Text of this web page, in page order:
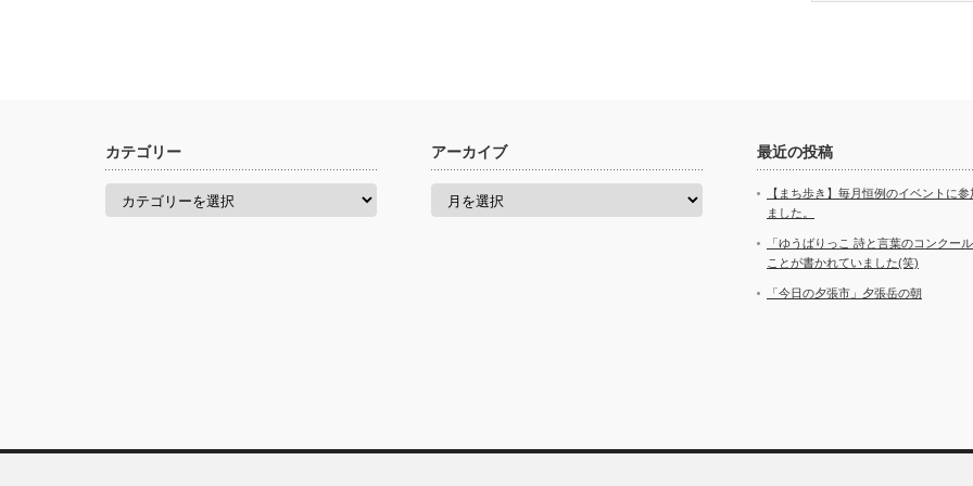
カテゴリー
カ
アーカイブ
ア
最近の投稿
【まち歩き】毎月恒例のイベントに参
ました。
「ゆうばりっこ 詩と言葉のコンクー
ことが書かれていました(笑)
「今日の夕張市」夕張岳の朝